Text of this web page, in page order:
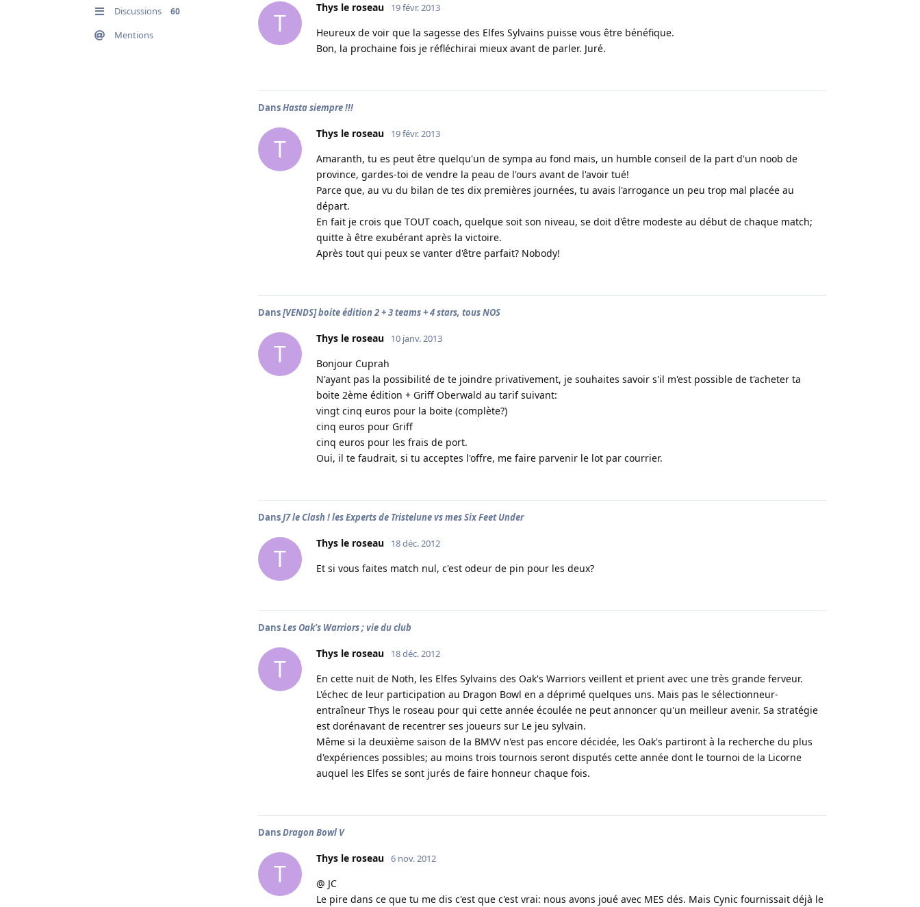
Discussions 60
Mentions T
Thys le roseau 19 févr. 2013
Heureux de voir que la sagesse des Elfes Sylvains puisse vous être bénéfique.
Bon, la prochaine fois je réfléchirai mieux avant de parler. Juré.
DansHasta siempre !!!
T
Thys le roseau 19 févr. 2013
Amaranth, tu es peut être quelqu'un de sympa au fond mais, un humble conseil de la part d'un noob de
province, gardes-toi de vendre la peau de l'ours avant de l'avoir tué!
Parce que, au vu du bilan de tes dix premières journées, tu avais l'arrogance un peu trop mal placée au
départ.
En fait je crois que TOUT coach, quelque soit son niveau, se doit d'être modeste au début de chaque match;
quitte à être exubérant après la victoire.
Après tout qui peux se vanter d'être parfait? Nobody!
Dans[VENDS] boite édition 2 + 3 teams + 4 stars, tous NOS
T
Thys le roseau 10 janv. 2013
Bonjour Cuprah
N'ayant pas la possibilité de te joindre privativement, je souhaites savoir s'il m'est possible de t'acheter ta
boite 2ème édition + Griff Oberwald au tarif suivant:
vingt cinq euros pour la boite (complète?)
cinq euros pour Griff
cinq euros pour les frais de port.
Oui, il te faudrait, si tu acceptes l'offre, me faire parvenir le lot par courrier.
DansJ7 le Clash ! les Experts de Tristelune vs mes Six Feet Under
T
Thys le roseau 18 déc. 2012
Et si vous faites match nul, c'est odeur de pin pour les deux?
DansLes Oak's Warriors ; vie du club
T
Thys le roseau 18 déc. 2012
En cette nuit de Noth, les Elfes Sylvains des Oak's Warriors veillent et prient avec une très grande ferveur.
L'échec de leur participation au Dragon Bowl en a déprimé quelques uns. Mais pas le sélectionneur-
entraîneur Thys le roseau pour qui cette année écoulée ne peut annoncer qu'un meilleur avenir. Sa stratégie
est dorénavant de recentrer ses joueurs sur Le jeu sylvain.
Même si la deuxième saison de la BMVV n'est pas encore décidée, les Oak's partiront à la recherche du plus
d'expériences possibles; au moins trois tournois seront disputés cette année dont le tournoi de la Licorne
auquel les Elfes se sont jurés de faire honneur chaque fois.
DansDragon Bowl V
T
Thys le roseau 6 nov. 2012
@ JC
Le pire dans ce que tu me dis c'est que c'est vrai: nous avons joué avec MES dés. Mais Cynic fournissait déjà le